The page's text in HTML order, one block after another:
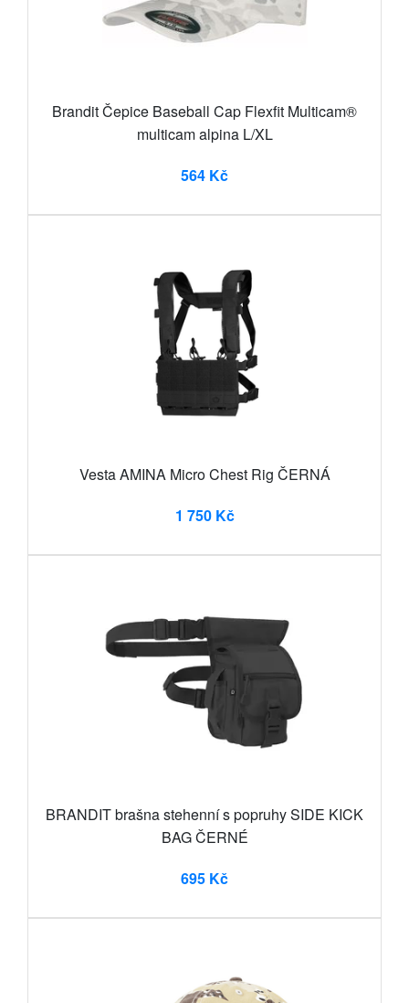
Brandit Čepice Baseball Cap Flexfit Multicam®
multicam alpina L/XL
564 Kč
Vesta AMINA Micro Chest Rig ČERNÁ
1 750 Kč
BRANDIT brašna stehenní s popruhy SIDE KICK
BAG ČERNÉ
695 Kč